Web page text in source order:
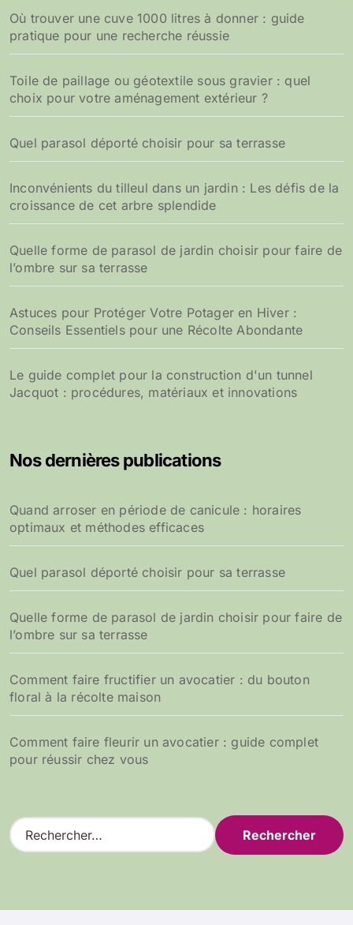
Où trouver une cuve 1000 litres à donner : guide
pratique pour une recherche réussie
Toile de paillage ou géotextile sous gravier : quel
choix pour votre aménagement extérieur ?
Quel parasol déporté choisir pour sa terrasse
Inconvénients du tilleul dans un jardin : Les défis de la
croissance de cet arbre splendide
Quelle forme de parasol de jardin choisir pour faire de
l’ombre sur sa terrasse
Astuces pour Protéger Votre Potager en Hiver :
Conseils Essentiels pour une Récolte Abondante
Le guide complet pour la construction d'un tunnel
Jacquot : procédures, matériaux et innovations
Nos dernières publications
Quand arroser en période de canicule : horaires
optimaux et méthodes efficaces
Quel parasol déporté choisir pour sa terrasse
Quelle forme de parasol de jardin choisir pour faire de
l’ombre sur sa terrasse
Comment faire fructifier un avocatier : du bouton
floral à la récolte maison
Comment faire fleurir un avocatier : guide complet
pour réussir chez vous
R
e
r